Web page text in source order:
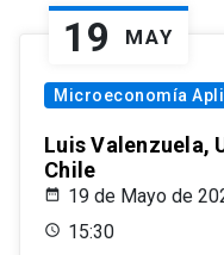
19 MAY
Microeconomía
Luis Valenzuela,
Chile
19 de Mayo de
15:30